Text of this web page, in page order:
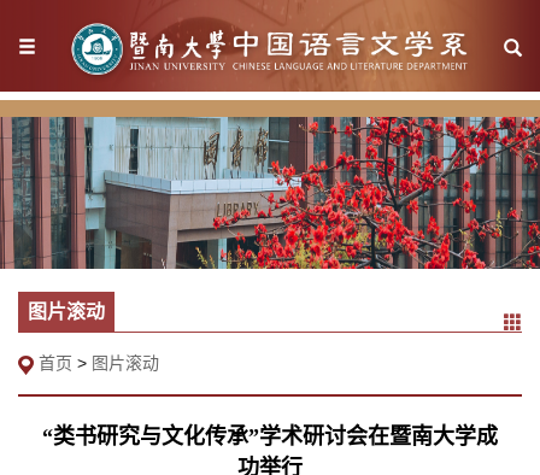
图片滚动
首页 > 图片滚动
“类书研究与文化传承”学术研讨会在暨南大学成
功举行